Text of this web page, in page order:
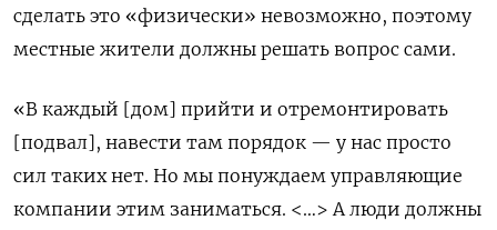
сделать это «физически» невозможно, поэтому
местные жители должны решать вопрос сами.
«В каждый [дом] прийти и отремонтировать
[подвал], навести там порядок — у нас просто
сил таких нет. Но мы понуждаем управляющие
компании этим заниматься. <…> А люди должны